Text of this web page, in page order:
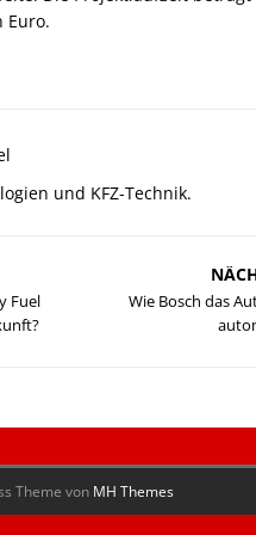
Euro.
und KFZ-Technik.
Fuel
Wie Bosch das
Theme von MH Themes